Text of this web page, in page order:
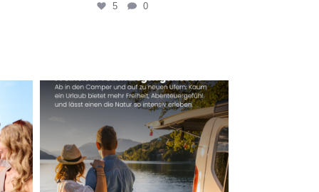
5 0
Mai 26